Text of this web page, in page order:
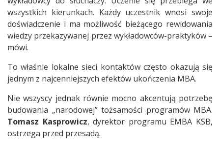
wszystkich kierunkach. Każdy uczestnik wnosi swoje
doświadczenie i ma możliwość bieżącego rewidowania
wiedzy przekazywanej przez wykładowców-praktyków –
mówi.
To właśnie lokalne sieci kontaktów często okazują się
jednym z najcenniejszych efektów ukończenia MBA.
Nie wszyscy jednak równie mocno akcentują potrzebę
budowania „narodowej” tożsamości programów MBA.
Tomasz Kasprowicz, dyrektor programu EMBA KSB,
ostrzega przed przesadą.